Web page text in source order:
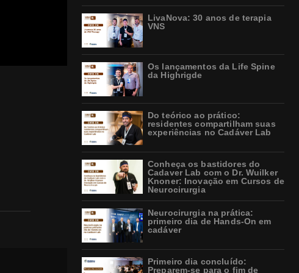
LivaNova: 30 anos de terapia
VNS
Os lançamentos da Life Spine
da Highrigde
Do teórico ao prático:
residentes compartilham suas
experiências no Cadáver Lab
Conheça os bastidores do
Cadaver Lab com o Dr. Wuilker
Knoner: Inovação em Cursos de
Neurocirurgia
Neurocirurgia na prática:
primeiro dia de Hands-On em
cadáver
Primeiro dia concluído:
Preparem-se para o fim de